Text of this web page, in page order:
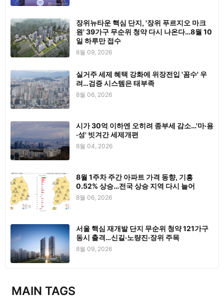
장위뉴타운 핵심 단지, '장위 푸르지오 마크
원' 39가구 무순위 청약 다시 나온다…8월 10
일 하루만 접수
8월 09, 2026
실거주 세제 혜택 강화에 위장전입 '꼼수' 우
려…검증 시스템은 태부족
8월 06, 2026
시가 30억 이하엔 오히려 종부세 감소…'마·용
·성' 빗겨간 세제개편
8월 04, 2026
8월 1주차 주간 아파트 가격 동향, 기흥
0.52% 상승…전국 상승 지역 다시 늘어
8월 06, 2026
서울 핵심 재개발 단지 무순위 청약 121가구
동시 출격…신길·노량진·장위 주목
8월 09, 2026
MAIN TAGS